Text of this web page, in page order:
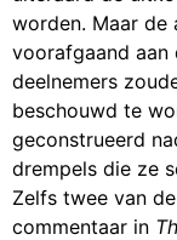
worden. Maar de
voorafgaand aan
deelnemers
beschouwd te
geconstrueerd
drempels die ze
Zelfs twee van
commentaar in